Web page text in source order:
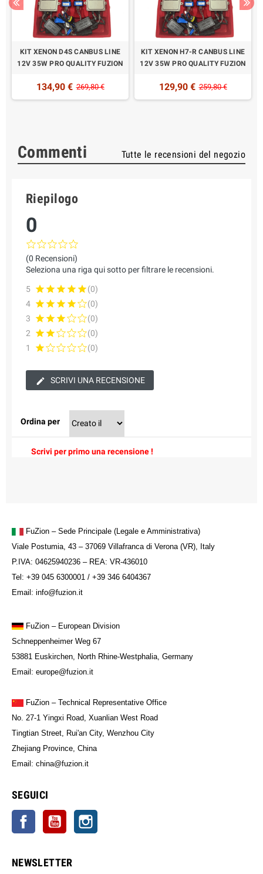
KIT XENON D4S CANBUS LINE
12V 35W PRO QUALITY FUZION
134,90 € 269,80 €
KIT XENON H7-R CANBUS LINE
12V 35W PRO QUALITY FUZION
129,90 € 259,80 €
Commenti Tutte le recensioni del negozio
Riepilogo
0
(0 Recensioni)
Seleziona una riga qui sotto per filtrare le recensioni.
5
(0)
4
(0)
3
(0)
2
(0)
1
(0)
SCRIVI UNA RECENSIONE
Ordina per
Scrivi per primo una recensione !
FuZion – Sede Principale (Legale e Amministrativa)
Viale Postumia, 43 – 37069 Villafranca di Verona (VR), Italy
P.IVA: 04625940236 – REA: VR-436010
Tel: +39 045 6300001 / +39 346 6404367
Email: info@fuzion.it
FuZion – European Division
Schneppenheimer Weg 67
53881 Euskirchen, North Rhine-Westphalia, Germany
Email: europe@fuzion.it
FuZion – Technical Representative Office
No. 27-1 Yingxi Road, Xuanlian West Road
Tingtian Street, Rui'an City, Wenzhou City
Zhejiang Province, China
Email: china@fuzion.it
SEGUICI
Facebook YouTube
NEWSLETTER